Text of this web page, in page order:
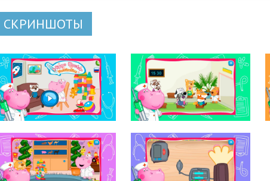
СКРИНШОТЫ